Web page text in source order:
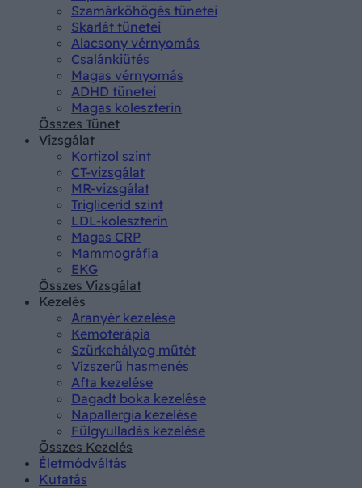
Szamárköhögés tünetei
Skarlát tünetei
Alacsony vérnyomás
Csalánkiütés
Magas vérnyomás
ADHD tünetei
Magas koleszterin
Összes Tünet
Vizsgálat
Kortizol szint
CT-vizsgálat
MR-vizsgálat
Triglicerid szint
LDL-koleszterin
Magas CRP
Mammográfia
EKG
Összes Vizsgálat
Kezelés
Aranyér kezelése
Kemoterápia
Szürkehályog műtét
Vízszerű hasmenés
Afta kezelése
Dagadt boka kezelése
Napallergia kezelése
Fülgyulladás kezelése
Összes Kezelés
Életmódváltás
Kutatás